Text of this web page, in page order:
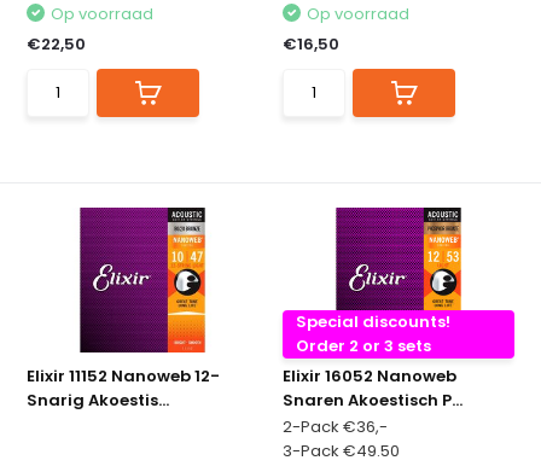
Op voorraad
€22,50
Op voorraad
€16,50
Elixir 11152 Nanoweb 12-
Snarig Akoestis...
Special discounts!
Order 2 or 3 sets
Elixir 16052 Nanoweb
Snaren Akoestisch P...
2-Pack €36,-
3-Pack €49.50